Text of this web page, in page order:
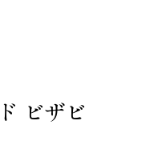
ビザビ